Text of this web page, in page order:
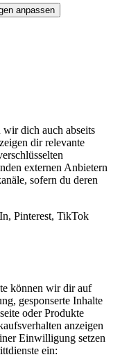
anpassen
dich auch abseits
dir relevante
externen Anbietern
sofern du deren
Pinterest, TikTok
können wir dir auf
gesponserte Inhalte
oder Produkte
anzeigen
Einwilligung setzen
ein: